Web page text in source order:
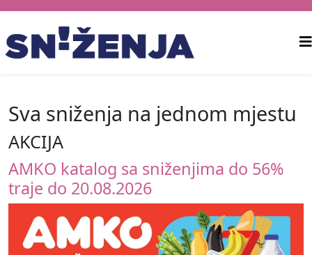
Sva sniženja na jednom mjestu
AKCIJA
AMKO katalog sa sniženjima do 56%
traje do 20.08.2026